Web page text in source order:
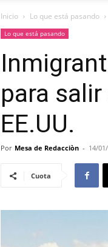
Inicio Lo que está pasando
Lo que está pasando
para
EE.UU.
Por Mesa de Redacciòn - 14/
Cuota